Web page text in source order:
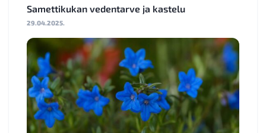
Samettikukan vedentarve ja kastelu
29.04.2025.